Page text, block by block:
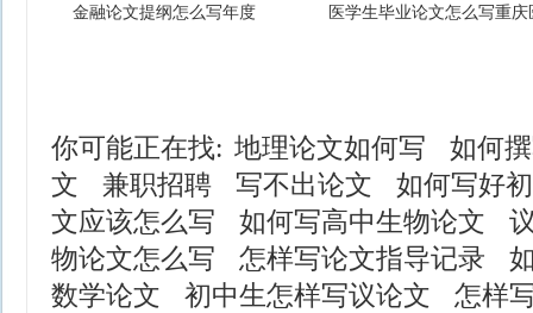
金融论文提纲怎么写年度
医学生毕业论文怎么写重庆
你可能正在找: 地理论文如何写
如何
文
兼职招聘 写不出论文
如何写好
文应该怎么写
如何写高中生物论文
物论文怎么写
怎样写论文指导记录
数学论文
初中生怎样写议论文
怎样